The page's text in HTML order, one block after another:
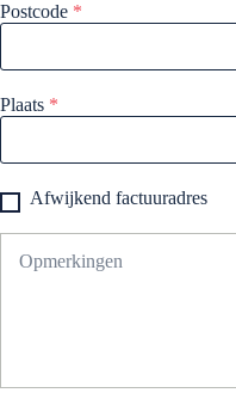
Postcode *
Plaats *
Afwijkend factuuradres